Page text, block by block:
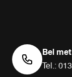
Bel
Tel.: